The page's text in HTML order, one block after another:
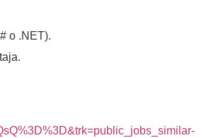
o .NET).